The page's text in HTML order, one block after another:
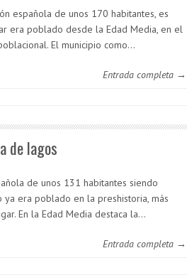
española de unos 170 habitantes, es
era poblado desde la Edad Media, en el
El municipio como…
Entrada completa →
de lagos
de unos 131 habitantes siendo
ya era poblado en la preshistoria, más
En la Edad Media destaca la…
Entrada completa →